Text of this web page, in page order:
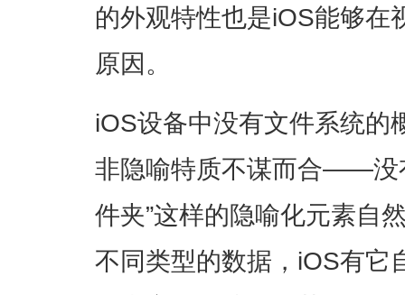
的外观特性也是iOS能够在
原因。
iOS设备中没有文件系统的
非隐喻特质不谋而合——没
件夹”这样的隐喻化元素自
不同类型的数据，iOS有它